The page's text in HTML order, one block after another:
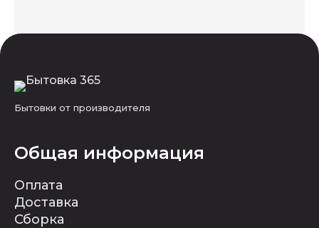
Бытовки от производителя
Общая информация
Оплата
Доставка
Сборка